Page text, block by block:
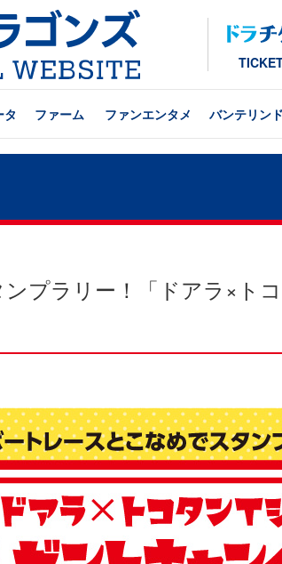
ファーム ファンエンタメ バンテリン
プラリー！「ドアラ×ト